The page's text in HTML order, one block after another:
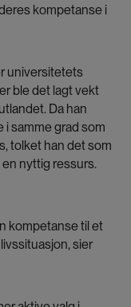
kompetanse i
universitetets
ble det lagt vekt
Da han
i samme grad som
tolket han det som
nyttig ressurs.
kompetanse til et
sier